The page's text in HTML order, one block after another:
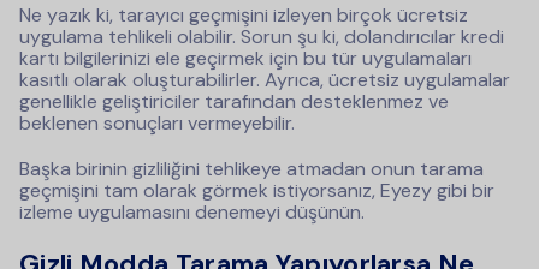
Ne yazık ki, tarayıcı geçmişini izleyen birçok ücretsiz
uygulama tehlikeli olabilir. Sorun şu ki, dolandırıcılar kredi
kartı bilgilerinizi ele geçirmek için bu tür uygulamaları
kasıtlı olarak oluşturabilirler. Ayrıca, ücretsiz uygulamalar
genellikle geliştiriciler tarafından desteklenmez ve
beklenen sonuçları vermeyebilir.
Başka birinin gizliliğini tehlikeye atmadan onun tarama
geçmişini tam olarak görmek istiyorsanız, Eyezy gibi bir
izleme uygulamasını denemeyi düşünün.